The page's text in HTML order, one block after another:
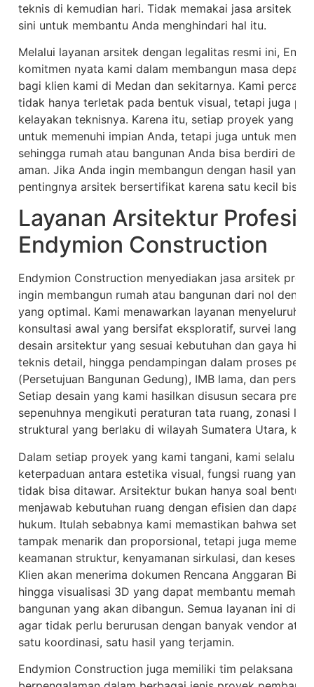
teknis di kemudian hari. Tidak memakai jasa arsitek
sini untuk membantu Anda menghindari hal itu.
Melalui layanan arsitek dengan legalitas resmi ini,
komitmen nyata kami dalam membangun masa depan
bagi klien kami di Medan dan sekitarnya. Kami
tidak hanya terletak pada bentuk visual, tetapi juga
kelayakan teknisnya. Karena itu, setiap proyek yang
untuk memenuhi impian Anda, tetapi juga untuk
sehingga rumah atau bangunan Anda bisa berdiri
aman. Jika Anda ingin membangun dengan hasil yang
pentingnya arsitek bersertifikat karena satu kecil bisa
Layanan Arsitektur
Endymion Construction
Endymion Construction menyediakan jasa arsitek
ingin membangun rumah atau bangunan dari nol
yang optimal. Kami menawarkan layanan menyeluruh
konsultasi awal yang bersifat eksploratif, survei
desain arsitektur yang sesuai kebutuhan dan gaya
teknis detail, hingga pendampingan dalam proses
(Persetujuan Bangunan Gedung), IMB lama, dan
Setiap desain yang kami hasilkan disusun secara
sepenuhnya mengikuti peraturan tata ruang, zonasi
struktural yang berlaku di wilayah Sumatera Utara,
Dalam setiap proyek yang kami tangani, kami selalu
keterpaduan antara estetika visual, fungsi ruang yang
tidak bisa ditawar. Arsitektur bukan hanya soal bentuk
menjawab kebutuhan ruang dengan efisien dan dapat
hukum. Itulah sebabnya kami memastikan bahwa
tampak menarik dan proporsional, tetapi juga
keamanan struktur, kenyamanan sirkulasi, dan
Klien akan menerima dokumen Rencana Anggaran
hingga visualisasi 3D yang dapat membantu
bangunan yang akan dibangun. Semua layanan ini
agar tidak perlu berurusan dengan banyak vendor
satu koordinasi, satu hasil yang terjamin.
Endymion Construction juga memiliki tim pelaksana